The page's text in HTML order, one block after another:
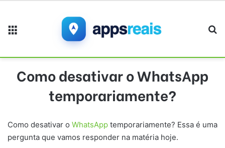
Como desativar o WhatsApp
temporariamente?
Como desativar o WhatsApp temporariamente? Essa é uma
pergunta que vamos responder na matéria hoje.